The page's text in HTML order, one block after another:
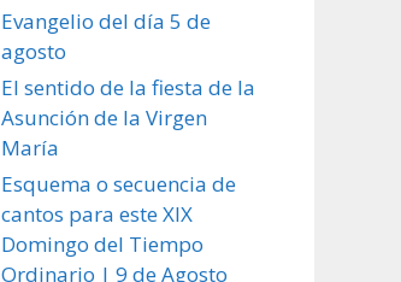
Evangelio del día 5 de
agosto
El sentido de la fiesta de la
Asunción de la Virgen
María
Esquema o secuencia de
cantos para este XIX
Domingo del Tiempo
Ordinario | 9 de Agosto